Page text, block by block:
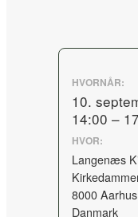
HVORNÅR:
10.
14:00 –
HVOR:
Langenæs
8000
Danmark